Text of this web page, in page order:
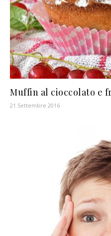
Muffin al cioccolato e
21 Settembre 2016